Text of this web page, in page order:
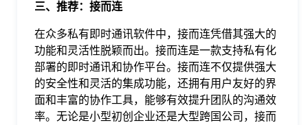
三、推荐：接而连
在众多私有即时通讯软件中，接而连凭借其强大的
功能和灵活性脱颖而出。接而连是一款支持私有化
部署的即时通讯和协作平台。接而连不仅提供强大
的安全性和灵活的集成功能，还拥有用户友好的界
面和丰富的协作工具，能够有效提升团队的沟通效
率。无论是小型初创企业还是大型跨国公司，接而